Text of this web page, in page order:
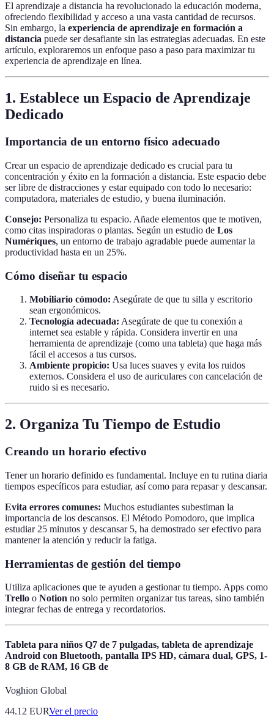
El aprendizaje a distancia ha revolucionado la educación moderna,
ofreciendo flexibilidad y acceso a una vasta cantidad de recursos.
Sin embargo, la experiencia de aprendizaje en formación a
distancia puede ser desafiante sin las estrategias adecuadas. En este
artículo, exploraremos un enfoque paso a paso para maximizar tu
experiencia de aprendizaje en línea.
1. Establece un Espacio de Aprendizaje
Dedicado
Importancia de un entorno físico adecuado
Crear un espacio de aprendizaje dedicado es crucial para tu
concentración y éxito en la formación a distancia. Este espacio debe
ser libre de distracciones y estar equipado con todo lo necesario:
computadora, materiales de estudio, y buena iluminación.
Consejo: Personaliza tu espacio. Añade elementos que te motiven,
como citas inspiradoras o plantas. Según un estudio de Los
Numériques, un entorno de trabajo agradable puede aumentar la
productividad hasta en un 25%.
Cómo diseñar tu espacio
Mobiliario cómodo: Asegúrate de que tu silla y escritorio
sean ergonómicos.
Tecnología adecuada: Asegúrate de que tu conexión a
internet sea estable y rápida. Considera invertir en una
herramienta de aprendizaje (como una tableta) que haga más
fácil el accesos a tus cursos.
Ambiente propicio: Usa luces suaves y evita los ruidos
externos. Considera el uso de auriculares con cancelación de
ruido si es necesario.
2. Organiza Tu Tiempo de Estudio
Creando un horario efectivo
Tener un horario definido es fundamental. Incluye en tu rutina diaria
tiempos específicos para estudiar, así como para repasar y descansar.
Evita errores comunes: Muchos estudiantes subestiman la
importancia de los descansos. El Método Pomodoro, que implica
estudiar 25 minutos y descansar 5, ha demostrado ser efectivo para
mantener la atención y reducir la fatiga.
Herramientas de gestión del tiempo
Utiliza aplicaciones que te ayuden a gestionar tu tiempo. Apps como
Trello o Notion no solo permiten organizar tus tareas, sino también
integrar fechas de entrega y recordatorios.
Tableta para niños Q7 de 7 pulgadas, tableta de aprendizaje
Android con Bluetooth, pantalla IPS HD, cámara dual, GPS, 1-
8 GB de RAM, 16 GB de
Voghion Global
44.12 EURVer el precio